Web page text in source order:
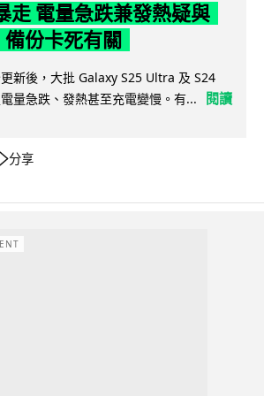
走 電量急跌兼發熱疑與
份卡死有關
新後，大批 Galaxy S25 Ultra 及 S24
量急跌、發熱甚至充電變慢。有...
閱讀
分享